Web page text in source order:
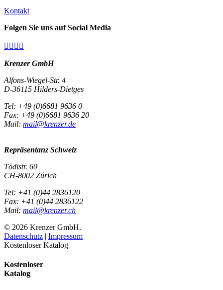
Kontakt
Folgen Sie uns auf Social Media
   
Krenzer GmbH
Alfons-Wiegel-Str. 4
D-36115 Hilders-Dietges
Tel: +49 (0)6681 9636 0
Fax: +49 (0)6681 9636 20
Mail: mail@krenzer.de
Repräsentanz Schweiz
Tödistr. 60
CH-8002 Zürich
Tel: +41 (0)44 2836120
Fax: +41 (0)44 2836122
Mail: mail@krenzer.ch
© 2026 Krenzer GmbH.
Datenschutz | Impressum
Kostenloser Katalog
Kostenloser
Katalog